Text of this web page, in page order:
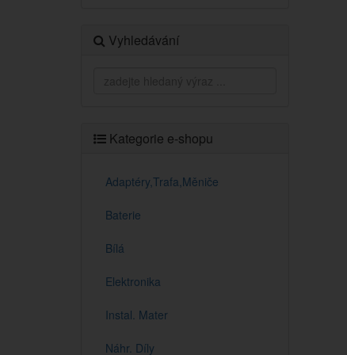
Vyhledávání
Kategorie e-shopu
Adaptéry,Trafa,Měniče
Baterie
Bílá
Elektronika
Instal. Mater
Náhr. Díly